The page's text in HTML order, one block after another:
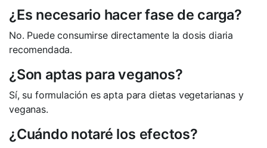
¿Es necesario hacer fase de carga?
No. Puede consumirse directamente la dosis diaria
recomendada.
¿Son aptas para veganos?
Sí, su formulación es apta para dietas vegetarianas y
veganas.
¿Cuándo notaré los efectos?